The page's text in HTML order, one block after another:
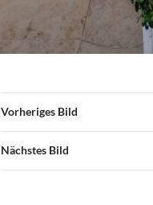
Vorheriges Bild
Nächstes Bild